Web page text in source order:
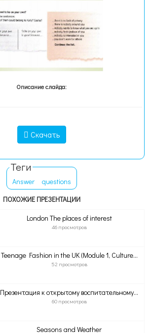
Описание слайда:
Скачать
Теги
Answer
questions
ПОХОЖИЕ ПРЕЗЕНТАЦИИ
London The places of interest
46 просмотров
Teenage Fashion in the UK (Module 1, Culture...
52 просмотров
Презентация к открытому воспитательному...
60 просмотров
Seasons and Weather